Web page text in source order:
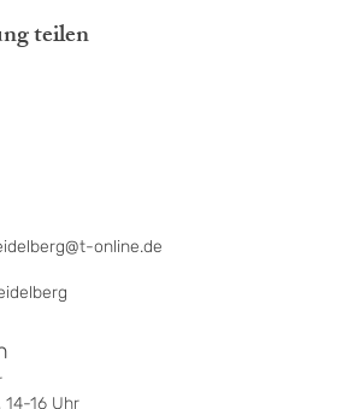
teilen
online.de
16 Uhr